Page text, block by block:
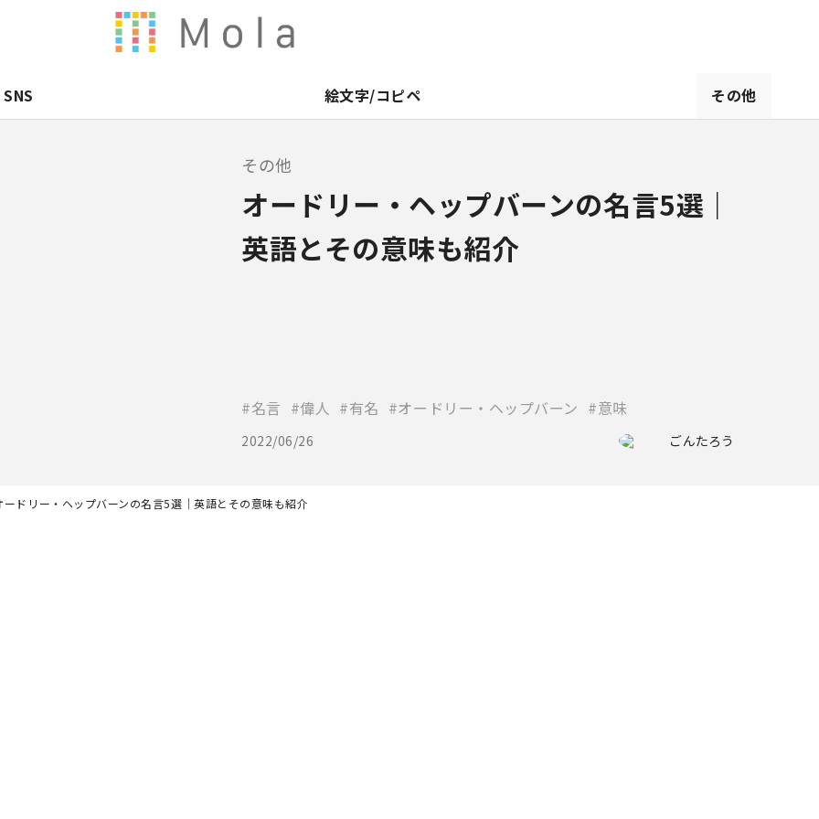
SNS 絵文字/コピペ その他
その他
オードリー・ヘップバーンの名言5選｜
英語とその意味も紹介
名言 偉人 有名 オードリー・ヘップバーン 意味
2022/06/26 ごんたろう
ードリー・ヘップバーンの名言5選｜英語とその意味も紹介